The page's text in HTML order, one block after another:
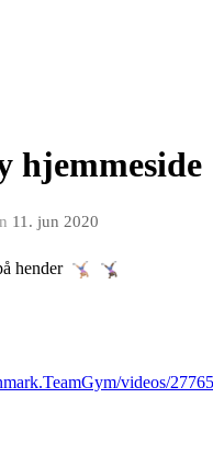
hjemmeside
11. jun 2020
hender
videos/27765